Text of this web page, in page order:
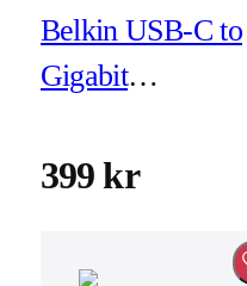
Belkin USB-C to
Gigabit
Adapter 100W PD
399 kr